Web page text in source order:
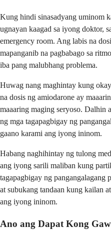
Kung hindi sinasadyang uminom
ugnayan kaagad sa iyong doktor,
emergency room. Ang labis na
mapanganib na pagbabago sa
iba pang malubhang problema.
Huwag nang maghintay kung
na dosis ng amiodarone ay
maaaring maging seryoso. Dalhin
ng mga tagapagbigay ng
gaano karami ang iyong ininom.
Habang naghihintay ng tulong
ang iyong sarili maliban kung
tagapagbigay ng pangangalagang
at subukang tandaan kung kailan
ang iyong ininom.
Ano ang Dapat Kong